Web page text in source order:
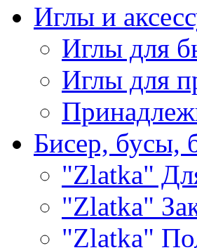
Иглы и
Иглы для
Иглы для
Бисер, бусы,
"Zlatka"
"Zlatka"
"Zlatka"